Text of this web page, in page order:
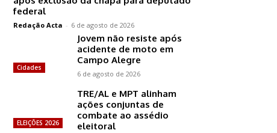
federal
Redação Acta - 6 de agosto de 2026
Cidades
Jovem não resiste após
acidente de moto em
Campo Alegre
6 de agosto de 2026
ELEIÇÕES 2026
TRE/AL e MPT alinham
ações conjuntas de
combate ao assédio
eleitoral